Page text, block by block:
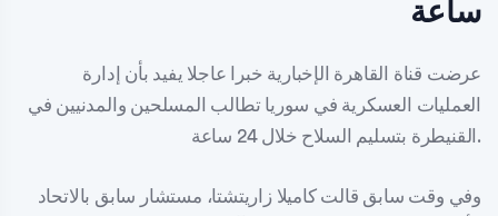
ساعة
عرضت قناة القاهرة الإخبارية خبرا عاجلا يفيد بأن إدارة
العمليات العسكرية في سوريا تطالب المسلحين والمدنيين في
القنيطرة بتسليم السلاح خلال 24 ساعة.
وفي وقت سابق قالت كاميلا زاريتشتا، مستشار سابق بالاتحاد